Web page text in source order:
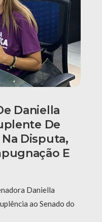
Daniella
De
Disputa,
E
Daniella
ao Senado do